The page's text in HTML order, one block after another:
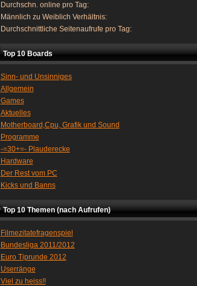
Durchschn. online pro Tag:
Männlich zu Weiblich Verhältnis:
Durchschnittliche Seitenaufrufe pro Tag:
Top 10 Boards
Sinn- und Unsinniges
Allgemein
Games
Aktuelles
Motherboard,Cpu, Grafik und Sound
Programme
-=30+=- Plauderecke
Hardware
Der Rest vom PC
Kicks und Banns
Top 10 Themen (nach Aufrufen)
Filmezitatefragenspiel
Bundesliga 2011/2012
Euro Tiprunde 2012
Userränge
Viel zu heiss!!